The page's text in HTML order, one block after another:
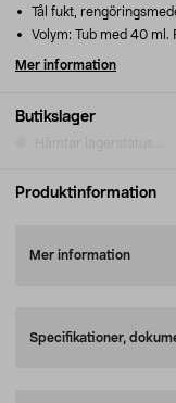
Butikslager
Tål fukt,
Volym: Tub med 40 ml.
Mer information
Produktinformation
Mer information
Specifikationer,